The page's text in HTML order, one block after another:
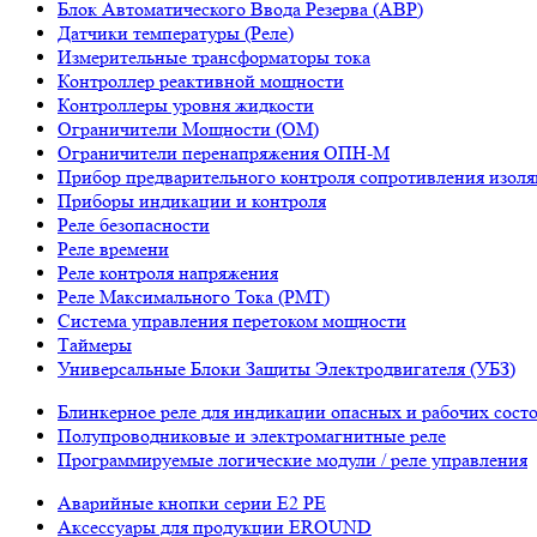
Блок Автоматического Ввода Резерва (АВР)
Датчики температуры (Реле)
Измерительные трансформаторы тока
Контроллер реактивной мощности
Контроллеры уровня жидкости
Ограничители Мощности (ОМ)
Ограничители перенапряжения ОПН-М
Прибор предварительного контроля сопротивления
Приборы индикации и контроля
Реле безопасности
Реле времени
Реле контроля напряжения
Реле Максимального Тока (РМТ)
Система управления перетоком мощности
Таймеры
Универсальные Блоки Защиты Электродвигателя (УБЗ)
Блинкерное реле для индикации опасных и рабочих
Полупроводниковые и электромагнитные реле
Программируемые логические модули / реле управления
Аварийные кнопки серии E2 PE
Аксессуары для продукции EROUND